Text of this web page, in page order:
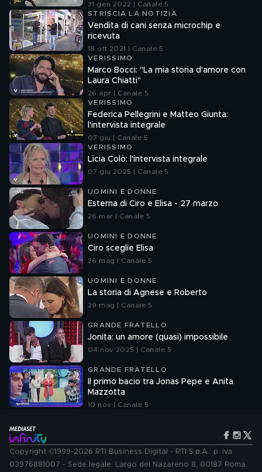
31 gen 2022 | Canale 5
STRISCIA LA NOTIZIA
Vendita di cani senza microchip e
ricevuta
18 ott 2021 | Canale 5
VERISSIMO
Marco Bocci: "La mia storia d'amore con
Laura Chiatti"
26 apr | Canale 5
VERISSIMO
Federica Pellegrini e Matteo Giunta:
l'intervista integrale
07 giu | Canale 5
VERISSIMO
Licia Colò: l'intervista integrale
07 giu 2025 | Canale 5
UOMINI E DONNE
Esterna di Ciro e Elisa - 27 marzo
26 mar | Canale 5
UOMINI E DONNE
Ciro sceglie Elisa
26 mag | Canale 5
UOMINI E DONNE
La storia di Agnese e Roberto
29 mag | Canale 5
GRANDE FRATELLO
Jonita: un amore (quasi) impossibile
04 nov 2025 | Canale 5
GRANDE FRATELLO
Il primo bacio tra Jonas Pepe e Anita
Mazzotta
10 nov | Canale 5
Copyright ©1999-2026 RTI Business Digital - RTI S.p.A.: p. iva
03976881007 - Sede legale: Largo del Nazareno 8, 00187 Roma.